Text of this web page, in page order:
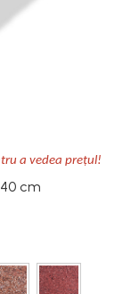
a vedea prețul!
cm